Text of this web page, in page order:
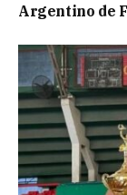
Argentino de